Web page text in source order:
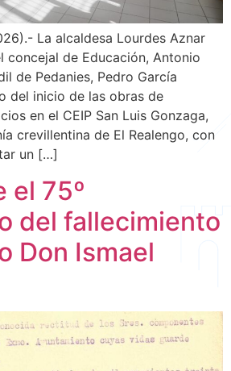
La alcaldesa Lourdes Aznar
concejal de Educación, Antonio
de Pedanies, Pedro García
del inicio de las obras de
en el CEIP San Luis Gonzaga,
crevillentina de El Realengo, con
un […]
el 75º
del fallecimiento
Don Ismael